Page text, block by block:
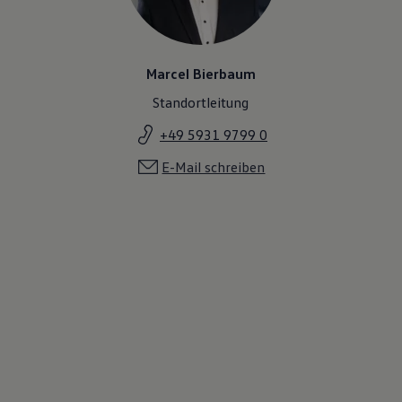
Motorenöl und Flüssigkeiten
Räder und Reifen
Pannen- und Unfallhilfe
Volkswagen Teile
Modellspezifisches Zubehör
Schutz und Pflege
Transport
Entertainment und Elektronik
Individualisieren
Marcel Bierbaum
Standortleitung
+49 5931 9799 0
E-Mail schreiben